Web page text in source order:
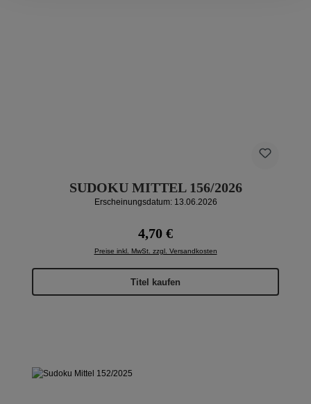
SUDOKU MITTEL 156/2026
Erscheinungsdatum: 13.06.2026
Regulärer Preis:
4,70 €
Preise inkl. MwSt. zzgl. Versandkosten
Titel kaufen